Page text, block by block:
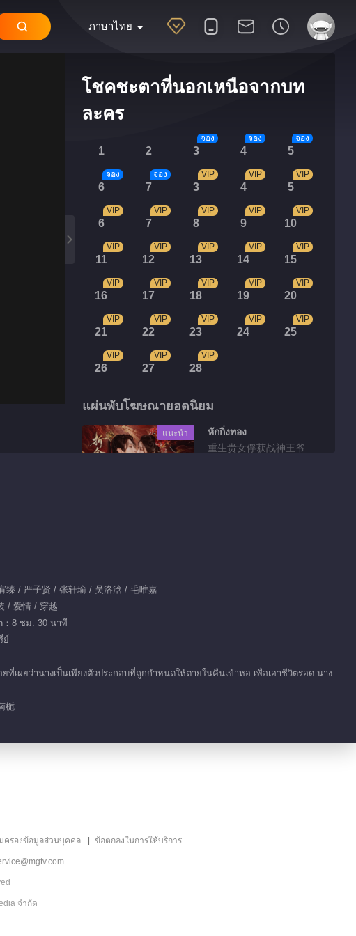
ภาษาไทย
โชคชะตาที่นอกเหนือจากบท
ละคร
1 2 3
จอง
4
จอง
5
จอง
6
จอง
7
จอง
3
VIP
4
VIP
5
VIP
6
VIP
7
VIP
8
VIP
9
VIP
10
VIP
11
VIP
12
VIP
13
VIP
14
VIP
15
VIP
16
VIP
17
VIP
18
VIP
19
VIP
20
VIP
21
VIP
22
VIP
23
VIP
24
VIP
25
VIP
26
VIP
27
VIP
28
VIP
แผ่นพับโฆษณายอดนิยม
แนะนำ
หักกิ่งทอง
重生贵女俘获战神王爷
臻 / 严子贤 / 张轩瑜 / 吴洛浛 / 毛唯嘉
/ 爱情 / 穿越
：8 ชม. 30 นาที
ย์
ผยว่านางเป็นเพียงตัวประกอบที่ถูกกำหนดให้ตายในคืนเข้าหอ เพื่อเอาชีวิตรอด นาง
栀
ครองข้อมูลส่วนบุคคล ข้อตกลงในการให้บริการ
จำกัด